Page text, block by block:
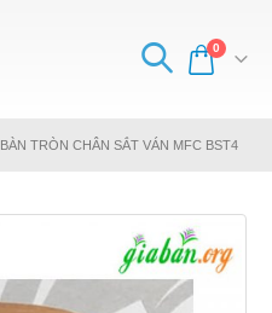
0
BÀN TRÒN CHÂN SẮT VÁN MFC BST4